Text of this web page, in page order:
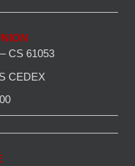
CS 61053
CEDEX